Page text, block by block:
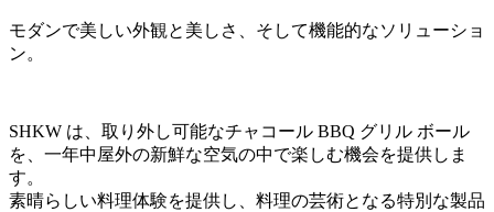
モダンで美しい外観と美しさ、そして機能的なソリューショ
ン。
SHKW は、取り外し可能なチャコール BBQ グリル ボール
を、一年中屋外の新鮮な空気の中で楽しむ機会を提供しま
す。
素晴らしい料理体験を提供し、料理の芸術となる特別な製品